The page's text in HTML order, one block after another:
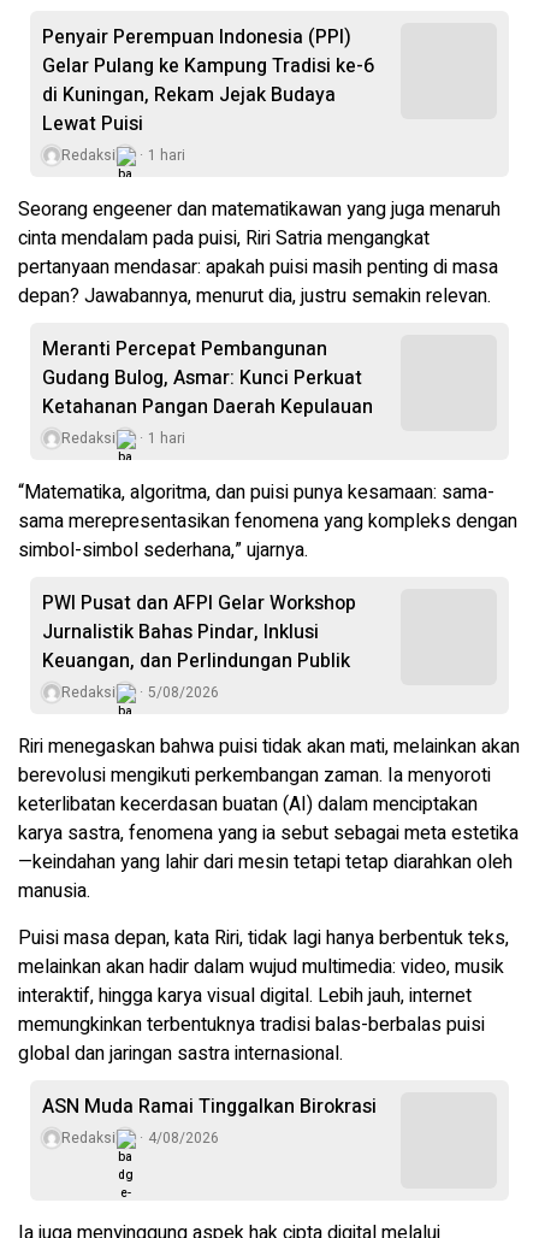
Penyair Perempuan Indonesia (PPI)
Gelar Pulang ke Kampung Tradisi ke-6
di Kuningan, Rekam Jejak Budaya
Lewat Puisi
Redaksi 1 hari
Seorang engeener dan matematikawan yang juga menaruh
cinta mendalam pada puisi, Riri Satria mengangkat
pertanyaan mendasar: apakah puisi masih penting di masa
depan? Jawabannya, menurut dia, justru semakin relevan.
Meranti Percepat Pembangunan
Gudang Bulog, Asmar: Kunci Perkuat
Ketahanan Pangan Daerah Kepulauan
Redaksi 1 hari
“Matematika, algoritma, dan puisi punya kesamaan: sama-
sama merepresentasikan fenomena yang kompleks dengan
simbol-simbol sederhana,” ujarnya.
PWI Pusat dan AFPI Gelar Workshop
Jurnalistik Bahas Pindar, Inklusi
Keuangan, dan Perlindungan Publik
Redaksi 5/08/2026
Riri menegaskan bahwa puisi tidak akan mati, melainkan akan
berevolusi mengikuti perkembangan zaman. Ia menyoroti
keterlibatan kecerdasan buatan (AI) dalam menciptakan
karya sastra, fenomena yang ia sebut sebagai meta estetika
—keindahan yang lahir dari mesin tetapi tetap diarahkan oleh
manusia.
Puisi masa depan, kata Riri, tidak lagi hanya berbentuk teks,
melainkan akan hadir dalam wujud multimedia: video, musik
interaktif, hingga karya visual digital. Lebih jauh, internet
memungkinkan terbentuknya tradisi balas-berbalas puisi
global dan jaringan sastra internasional.
ASN Muda Ramai Tinggalkan Birokrasi
Redaksi 4/08/2026